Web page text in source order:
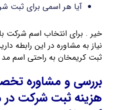
آیا هر اسمی برای ثبت
خیر . برای انتخاب اسم شرکت
نیاز به مشاوره در این رابطه
ثبت کریمخان به راحتی اسم
بررسی و مشاوره
هزینه ثبت شرکت